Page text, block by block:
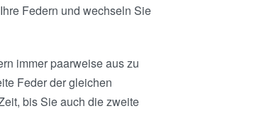
Federn und wechseln Sie
immer paarweise aus zu
Feder der gleichen
bis Sie auch die zweite